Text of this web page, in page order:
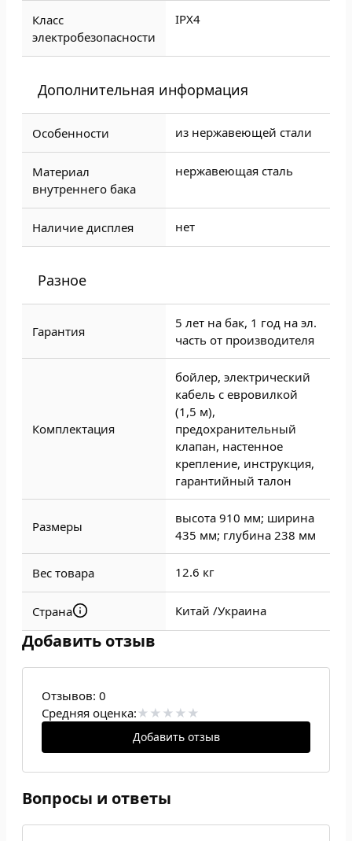
Класс
электробезопасности
IPX4
Дополнительная информация
Особенности из нержавеющей стали
Материал
внутреннего бака
нержавеющая сталь
Наличие дисплея нет
Разное
Гарантия
5 лет на бак, 1 год на эл.
часть от производителя
Комплектация
бойлер, электрический
кабель с евровилкой
(1,5 м),
предохранительный
клапан, настенное
крепление, инструкция,
гарантийный талон
Размеры
высота 910 мм; ширина
435 мм; глубина 238 мм
Вес товара 12.6 кг
Страна Китай /Украина
Добавить отзыв
Отзывов: 0
Средняя оценка:
Добавить отзыв
Вопросы и ответы